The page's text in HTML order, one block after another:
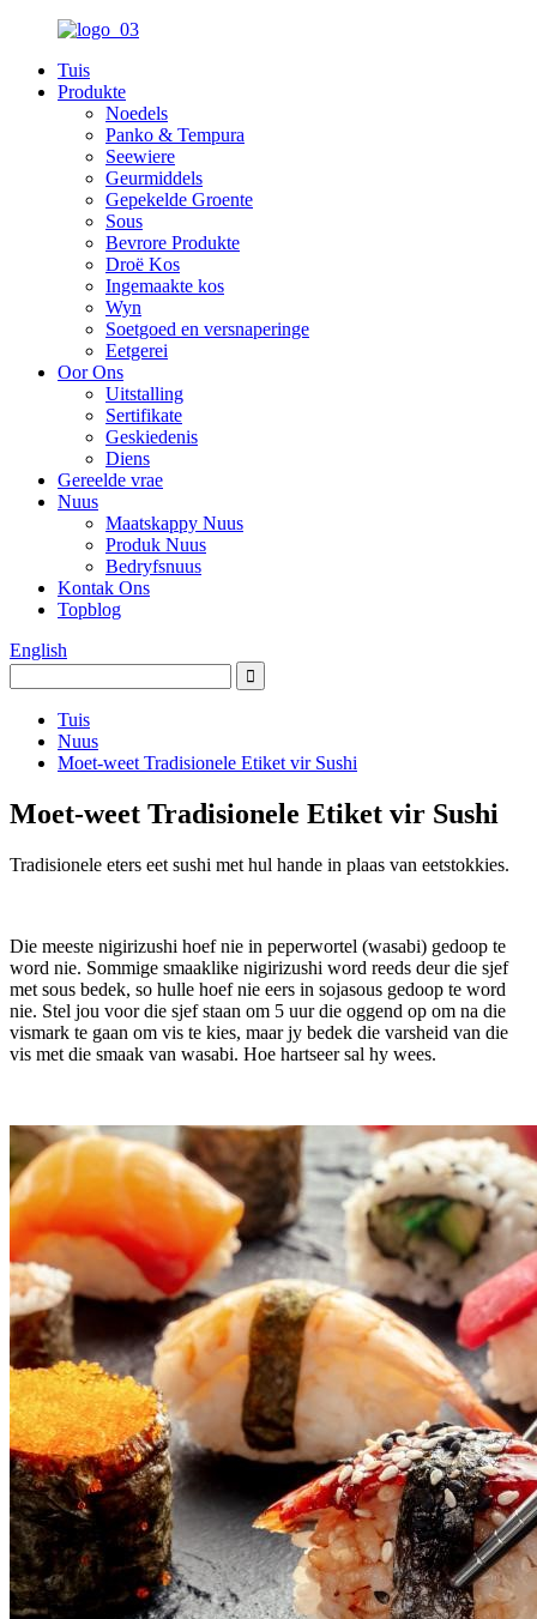
Tuis
Produkte
Noedels
Panko & Tempura
Seewiere
Geurmiddels
Gepekelde Groente
Sous
Bevrore Produkte
Droë Kos
Ingemaakte kos
Wyn
Soetgoed en versnaperinge
Eetgerei
Oor Ons
Uitstalling
Sertifikate
Geskiedenis
Diens
Gereelde vrae
Nuus
Maatskappy Nuus
Produk Nuus
Bedryfsnuus
Kontak Ons
Topblog
English
Tuis
Nuus
Moet-weet Tradisionele Etiket vir Sushi
Moet-weet Tradisionele Etiket vir Sushi
Tradisionele eters eet sushi met hul hande in plaas van eetstokkies.
Die meeste nigirizushi hoef nie in peperwortel (wasabi) gedoop te
word nie. Sommige smaaklike nigirizushi word reeds deur die sjef
met sous bedek, so hulle hoef nie eers in sojasous gedoop te word
nie. Stel jou voor die sjef staan ​​om 5 uur die oggend op om na die
vismark te gaan om vis te kies, maar jy bedek die varsheid van die
vis met die smaak van wasabi. Hoe hartseer sal hy wees.